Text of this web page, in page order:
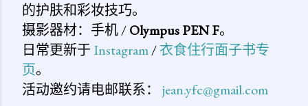
的护肤和彩妆技巧。
摄影器材：手机 /Olympus PEN F。
日常更新于 Instagram/衣食住行面子书专
页。
活动邀约请电邮联系： jean.yfc@gmail.com